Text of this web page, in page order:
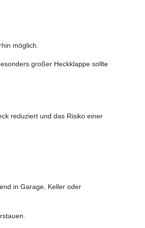
möglich.
großer Heckklappe sollte
reduziert und das Risiko einer
in Garage, Keller oder